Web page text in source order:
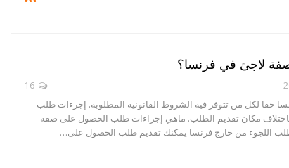
لاجئ في فرنسا؟
16
حقا لكل من تتوفر فيه الشروط القانونية المطلوبة. إجرءات طلب
مكان تقديم الطلب. ماهي إجراءات طلب الحصول على صفة
اللجوء من خارج فرنسا يمكنك تقديم طلب الحصول على…